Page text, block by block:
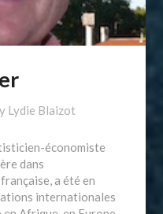
Lydie Blaizot
économiste
dans
a été en
internationales